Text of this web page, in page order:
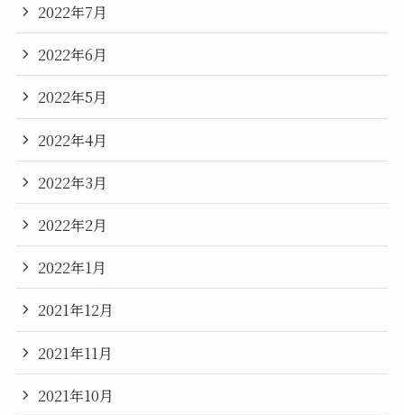
2022年7月
2022年6月
2022年5月
2022年4月
2022年3月
2022年2月
2022年1月
2021年12月
2021年11月
2021年10月